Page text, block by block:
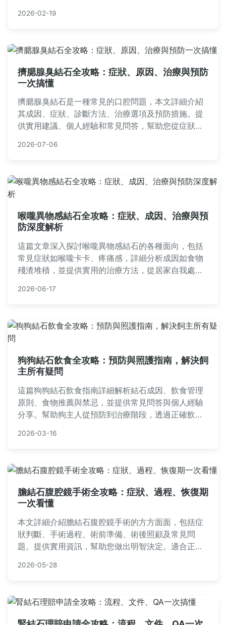
幫助您全面了解柿結石，避免健康風險。無論您是好
2026-02-19
擠腮腺臭結石全攻略：症狀、原因、治療與預防
一次搞懂
擠腮腺臭結石是一種常見的口腔問題，本文詳細介紹
其成因、症狀、診斷方法、治療選項及預防措施。提
供實用建議、個人經驗和常見問答，幫助您從症狀識
您是初次聽聞或已有症狀，都能獲得全面資訊。
2026-07-06
喉嚨異物感結石全攻略：症狀、成因、治療與預
防深度解析
這篇文章深入探討喉嚨異物感結石的各種面向，包括
常見症狀如喉嚨卡卡、疼痛感，詳細分析成因如食物
殘渣堆積，並提供實用的治療方法，從居家自我處理
答，以及個人經驗分享，幫助您全面了解如何應對喉
2026-06-17
狗狗結石飲食全攻略：預防與照護指南，解決飼
主所有疑問
這篇狗狗結石飲食指南詳細解析結石成因、飲食管理
原則、食物推薦與禁忌，並提供常見問答與個人經驗
分享。幫助狗主人從預防到治療階段，透過正確飲食
食譜建議與專業建議，適合所有關心狗狗結石問題的
2026-03-16
膽結石腹腔鏡手術全攻略：症狀、過程、恢復期
一次看懂
本文詳細介紹膽結石腹腔鏡手術的方方面面，包括症
狀判斷、手術過程、術前準備、術後照顧及常見問
題。提供實用資訊，幫助您做出明智決定。適合正在
手術優缺點、恢復時間表及費用估算，讓您全面了
2026-05-28